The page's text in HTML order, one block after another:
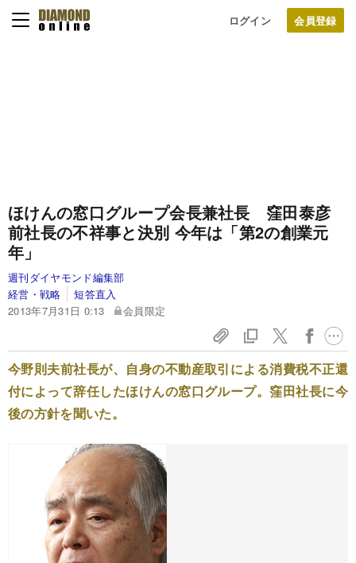
ログイン
ほけんの窓口グループ会長兼社長 窪田泰彦
前社長の不祥事と決別 今年は「第2の創業元
年」
週刊ダイヤモンド編集部
経営・戦略
短答直入
2013年7月31日 0:13
会員限定
今野則夫前社長が、自身の不動産取引による消費税不正還
付によって辞任したほけんの窓口グループ。窪田社長に今
後の方針を聞いた。